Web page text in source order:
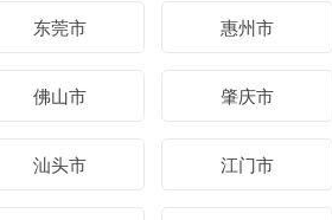
东莞市 惠州市
佛山市 肇庆市
汕头市 江门市